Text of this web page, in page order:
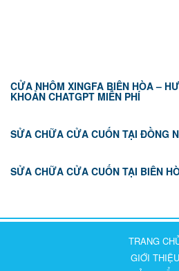
CỬA NHÔM XINGFA BIÊN HÒA –
KHOẢN CHATGPT MIỄN PHÍ
SỬA CHỮA CỬA CUỐN TẠI ĐỒNG
SỬA CHỮA CỬA CUỐN TẠI BIÊN
TRANG
GIỚI THIỆU